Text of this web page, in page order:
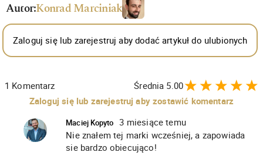
Autor:Konrad Marciniak
Zaloguj się lub zarejestruj aby dodać artykuł do ulubionych
1 Komentarz Średnia 5.00
Zaloguj się lub zarejestruj aby zostawić komentarz
Maciej Kopyto
3 miesiące temu
Nie znałem tej marki wcześniej, a zapowiada
sie bardzo obiecująco!